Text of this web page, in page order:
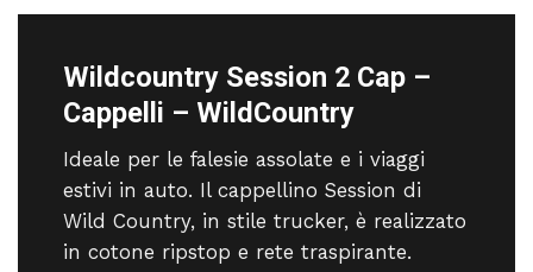
Wildcountry Session 2 Cap –
Cappelli – WildCountry
Ideale per le falesie assolate e i viaggi
estivi in ​​auto. Il cappellino Session di
Wild Country, in stile trucker, è realizzato
in cotone ripstop e rete traspirante.